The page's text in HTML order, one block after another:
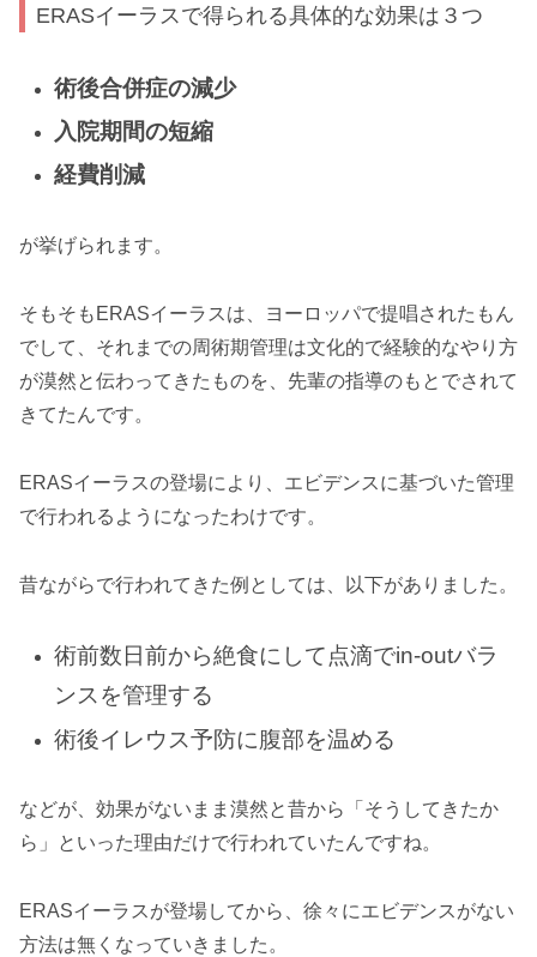
ERASイーラスで得られる具体的な効果は３つ
術後合併症の減少
入院期間の短縮
経費削減
が挙げられます。
そもそもERASイーラスは、ヨーロッパで提唱されたもん
でして、それまでの周術期管理は文化的で経験的なやり方
が漠然と伝わってきたものを、先輩の指導のもとでされて
きてたんです。
ERASイーラスの登場により、エビデンスに基づいた管理
で行われるようになったわけです。
昔ながらで行われてきた例としては、以下がありました。
術前数日前から絶食にして点滴でin-outバラ
ンスを管理する
術後イレウス予防に腹部を温める
などが、効果がないまま漠然と昔から「そうしてきたか
ら」といった理由だけで行われていたんですね。
ERASイーラスが登場してから、徐々にエビデンスがない
方法は無くなっていきました。